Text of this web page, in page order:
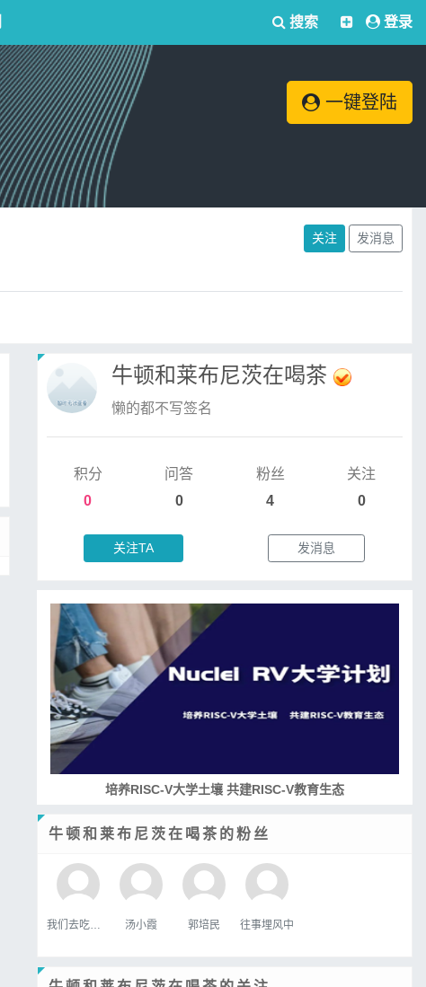
搜索 登录
一键登陆
关注 发消息
牛顿和莱布尼茨在喝茶
懒的都不写签名
积分
0
问答
0
粉丝
4
关注
0
关注TA 发消息
培养RISC-V大学土壤 共建RISC-V教育生态
牛顿和莱布尼茨在喝茶的粉丝
汤小霞 郭培民 往事埋风中